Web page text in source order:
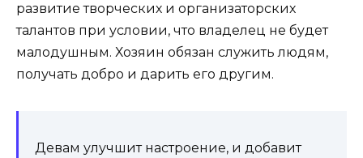
развитие творческих и организаторских
талантов при условии, что владелец не будет
малодушным. Хозяин обязан служить людям,
получать добро и дарить его другим.
Девам улучшит настроение, и добавит